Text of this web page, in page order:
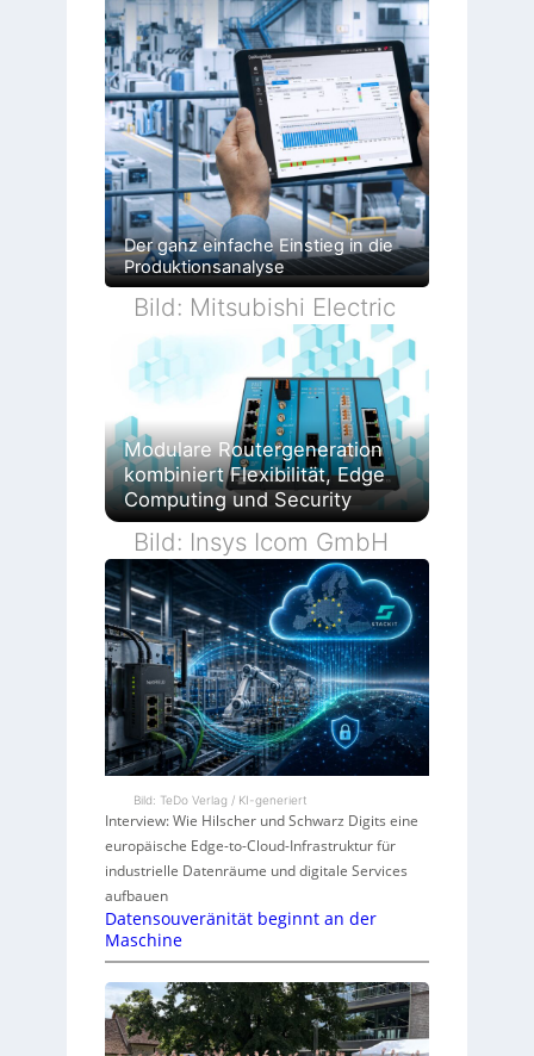
Der ganz einfache Einstieg in die
Produktionsanalyse
Bild: Mitsubishi Electric
Modulare Routergeneration
kombiniert Flexibilität, Edge
Computing und Security
Bild: Insys Icom GmbH
Bild: TeDo Verlag / KI-generiert
Interview: Wie Hilscher und Schwarz Digits eine
europäische Edge-to-Cloud-Infrastruktur für
industrielle Datenräume und digitale Services
aufbauen
Datensouveränität beginnt an der
Maschine